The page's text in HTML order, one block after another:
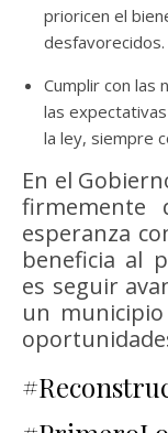
prioricen el
desfavorecidos.
Cumplir con las
las
la ley, siempre
En el
firmemente
esperanza
beneficia al
es seguir
un